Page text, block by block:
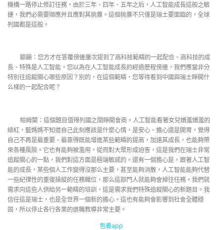
機構一路停止修訂任務，由於三年、四年、五年之后，人工智能成長這般之敏
捷，我們必需要順應并且應對其挑釁。這個挑釁不只僅是瑞士要面臨的，全球
列國都是這般。
鄒韻：您方才在答覆傍邊屢次提到了高科技範疇的一起配合、高科技的成
長、特殊是人工智能，您以為在人工智能成長的經過歷程傍邊，我們應當非分
特別往追蹤關心哪些原因？別的，在這個範疇，您等待看到中國與瑞士睜開什
么樣的一起配合呢？
帕姆蘭：這個題目值得列國之間睜開會商。人工智能看著女兒嬌羞嬌羞的
緋紅，藍媽媽不知道自己此刻應該是什麼心情，是安心、擔心還是開胃，覺得
自己不再是最重要、最靠得既能增進某些範疇的提高，加速其成長，也能夠帶
來各種風險。它也有能夠被濫用，從而對大眾形成迫害，這是我們在瑞士非常
追蹤關心的一點，我們對這方面是極端敏感的。還有一個擔心是，跟著人工智
能的成長，某些個人工作變得沒那么主要，甚至能夠消散，人工智能能夠代替
一些紀律性的重復操縱的任務職位，那么這部門人就能夠會掉往任務。我們就
需求向這些人供給另一範疇的培訓，這是需求我們特殊追蹤關心的新題目。我
信任這是瑞士，也是全世界一個新的擔心。這也有能夠會影響到社會全體穩
固，所以停止各行各業的退職教導非常主要。
包養app